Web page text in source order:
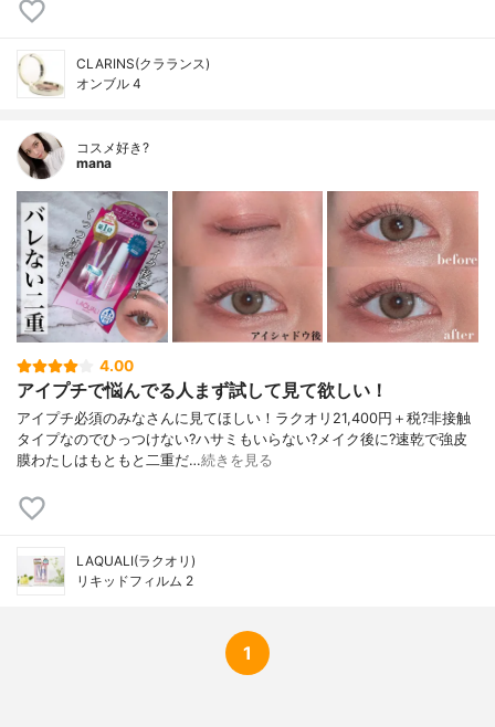
CLARINS(クラランス)
オンブル 4
コスメ好き?
mana
4.00
アイプチで悩んでる人まず試して見て欲しい！
アイプチ必須のみなさんに見てほしい！ラクオリ21,400円＋税?非接触
タイプなのでひっつけない?ハサミもいらない?メイク後に?速乾で強皮
膜わたしはもともと二重だ…続きを見る
LAQUALI(ラクオリ)
リキッドフィルム 2
1